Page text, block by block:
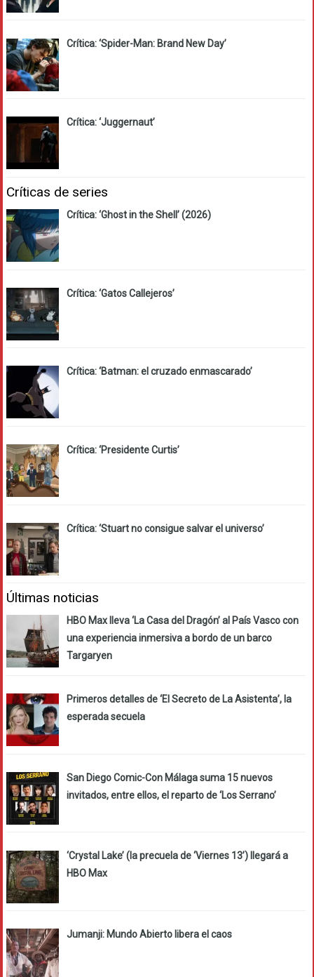
Crítica: ‘Spider-Man: Brand New Day’
Crítica: ‘Juggernaut’
Críticas de series
Crítica: ‘Ghost in the Shell’ (2026)
Crítica: ‘Gatos Callejeros’
Crítica: ‘Batman: el cruzado enmascarado’
Crítica: ‘Presidente Curtis’
Crítica: ‘Stuart no consigue salvar el universo’
Últimas noticias
HBO Max lleva ‘La Casa del Dragón’ al País Vasco con
una experiencia inmersiva a bordo de un barco
Targaryen
Primeros detalles de ‘El Secreto de La Asistenta’, la
esperada secuela
San Diego Comic-Con Málaga suma 15 nuevos
invitados, entre ellos, el reparto de ‘Los Serrano’
‘Crystal Lake’ (la precuela de ‘Viernes 13’) llegará a
HBO Max
Jumanji: Mundo Abierto libera el caos